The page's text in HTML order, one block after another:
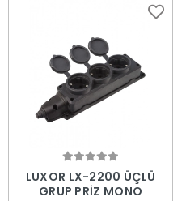
Sepete Ekle
LUXOR LX-2200 ÜÇLÜ
GRUP PRİZ MONO